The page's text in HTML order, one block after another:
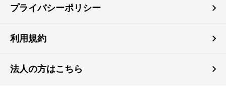
プライバシーポリシー
利用規約
法人の方はこちら